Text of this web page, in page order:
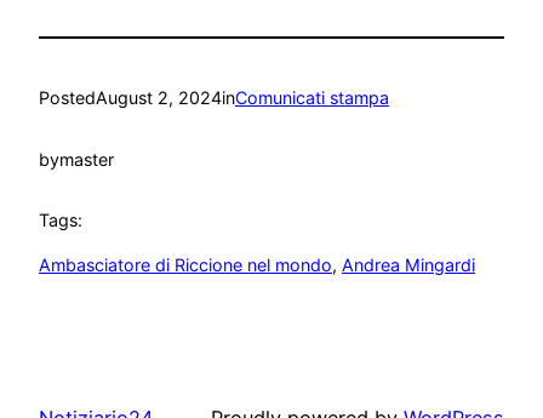
PostedAugust 2, 2024inComunicati stampa
bymaster
Tags:
Ambasciatore di Riccione nel mondo, Andrea Mingardi